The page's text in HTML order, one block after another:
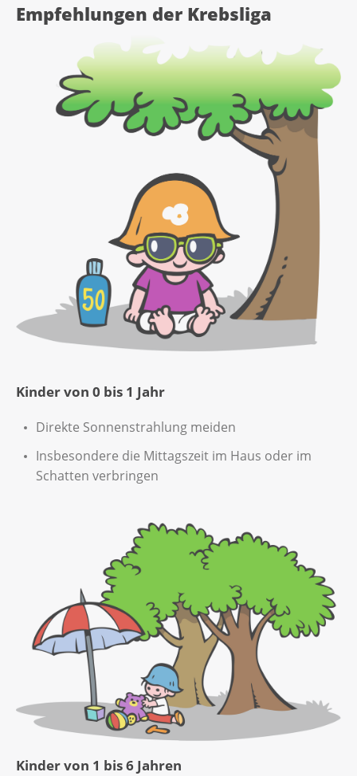
Empfehlungen der Krebsliga
Kinder von 0 bis 1 Jahr
Direkte Sonnenstrahlung meiden
Insbesondere die Mittagszeit im Haus oder im
Schatten verbringen
Kinder von 1 bis 6 Jahren